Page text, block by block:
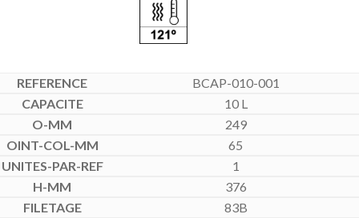
BCAP-010-001
10 L
249
65
1
376
83B